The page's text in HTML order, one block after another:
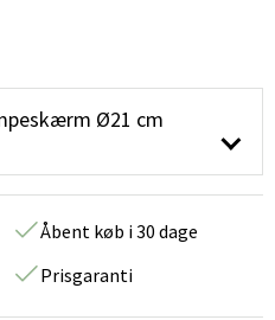
Ø21 cm
Åbent køb i 30 dage
Prisgaranti